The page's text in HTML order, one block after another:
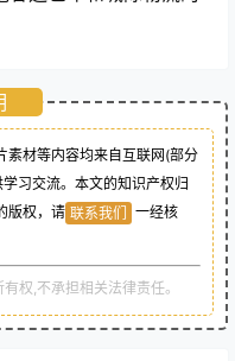
素材等内容均来自互联网(部分
习交流。本文的知识产权归
版权，请 联系我们
一经核
权,不承担相关法律责任。